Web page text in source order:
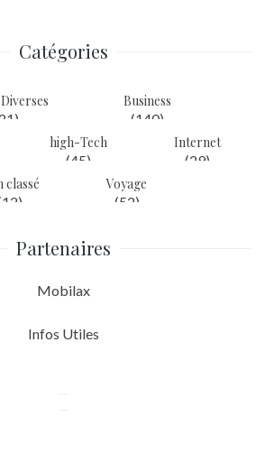
Catégories
Business
(140)
high-Tech
(45)
Internet
(29)
classé
Voyage
(52)
Partenaires
Mobilax
Infos Utiles